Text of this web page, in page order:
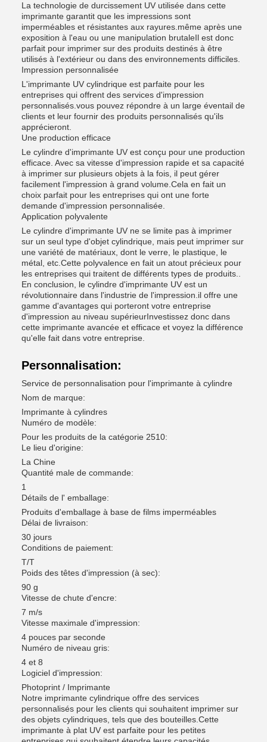
La technologie de durcissement UV utilisée dans cette
imprimante garantit que les impressions sont
imperméables et résistantes aux rayures.même après une
exposition à l'eau ou une manipulation brutaleIl est donc
parfait pour imprimer sur des produits destinés à être
utilisés à l'extérieur ou dans des environnements difficiles.
Impression personnalisée
L'imprimante UV cylindrique est parfaite pour les
entreprises qui offrent des services d'impression
personnalisés.vous pouvez répondre à un large éventail de
clients et leur fournir des produits personnalisés qu'ils
apprécieront.
Une production efficace
Le cylindre d'imprimante UV est conçu pour une production
efficace. Avec sa vitesse d'impression rapide et sa capacité
à imprimer sur plusieurs objets à la fois, il peut gérer
facilement l'impression à grand volume.Cela en fait un
choix parfait pour les entreprises qui ont une forte
demande d'impression personnalisée.
Application polyvalente
Le cylindre d'imprimante UV ne se limite pas à imprimer
sur un seul type d'objet cylindrique, mais peut imprimer sur
une variété de matériaux, dont le verre, le plastique, le
métal, etc.Cette polyvalence en fait un atout précieux pour
les entreprises qui traitent de différents types de produits..
En conclusion, le cylindre d'imprimante UV est un
révolutionnaire dans l'industrie de l'impression.il offre une
gamme d'avantages qui porteront votre entreprise
d'impression au niveau supérieurInvestissez donc dans
cette imprimante avancée et efficace et voyez la différence
qu'elle fait dans votre entreprise.
Personnalisation:
Service de personnalisation pour l'imprimante à cylindre
Nom de marque:
Imprimante à cylindres
Numéro de modèle:
Pour les produits de la catégorie 2510:
Le lieu d'origine:
La Chine
Quantité male de commande:
1
Détails de l' emballage:
Produits d'emballage à base de films imperméables
Délai de livraison:
30 jours
Conditions de paiement:
T/T
Poids des têtes d'impression (à sec):
90 g
Vitesse de chute d'encre:
7 m/s
Vitesse maximale d'impression:
4 pouces par seconde
Numéro de niveau gris:
4 et 8
Logiciel d'impression:
Photoprint / Imprimante
Notre imprimante cylindrique offre des services
personnalisés pour les clients qui souhaitent imprimer sur
des objets cylindriques, tels que des bouteilles.Cette
imprimante à plat UV est parfaite pour les petites